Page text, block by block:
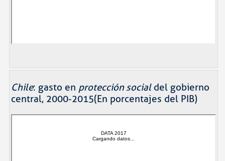
Chile: gasto en protección socialdel gobierno
central, 2000-2015(En porcentajes del PIB)